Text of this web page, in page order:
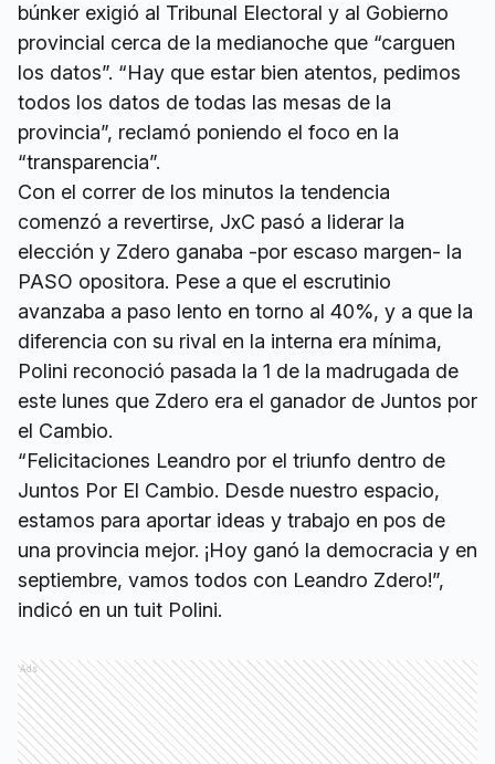
búnker exigió al Tribunal Electoral y al Gobierno
provincial cerca de la medianoche que “carguen
los datos”. “Hay que estar bien atentos, pedimos
todos los datos de todas las mesas de la
provincia”, reclamó poniendo el foco en la
“transparencia”.
Con el correr de los minutos la tendencia
comenzó a revertirse, JxC pasó a liderar la
elección y Zdero ganaba -por escaso margen- la
PASO opositora. Pese a que el escrutinio
avanzaba a paso lento en torno al 40%, y a que la
diferencia con su rival en la interna era mínima,
Polini reconoció pasada la 1 de la madrugada de
este lunes que Zdero era el ganador de Juntos por
el Cambio.
“Felicitaciones Leandro por el triunfo dentro de
Juntos Por El Cambio. Desde nuestro espacio,
estamos para aportar ideas y trabajo en pos de
una provincia mejor. ¡Hoy ganó la democracia y en
septiembre, vamos todos con Leandro Zdero!”,
indicó en un tuit Polini.
Ads